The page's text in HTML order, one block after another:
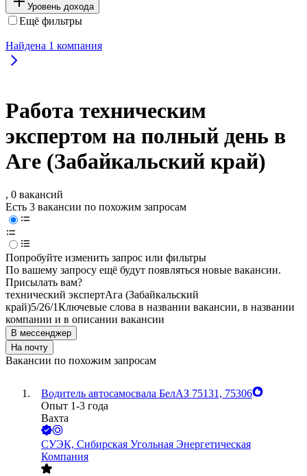
Уровень дохода
Ещё фильтры
Найдена 1 компания
Работа техническим
экспертом на полный день в
Аге (Забайкальский край)
, 0 вакансий
Есть 3 вакансии по похожим запросам
Попробуйте изменить запрос или фильтры
По вашему запросу ещё будут появляться новые вакансии.
Присылать вам?
технический экспертАга (Забайкальский
край)5/26/1Ключевые слова в названии вакансии, в названии
компании и в описании вакансии
В мессенджер
На почту
Вакансии по похожим запросам
Водитель автосамосвала БелАЗ 75131, 75306
Опыт 1-3 года
Вахта
СУЭК, Сибирская Угольная Энергетическая
Компания